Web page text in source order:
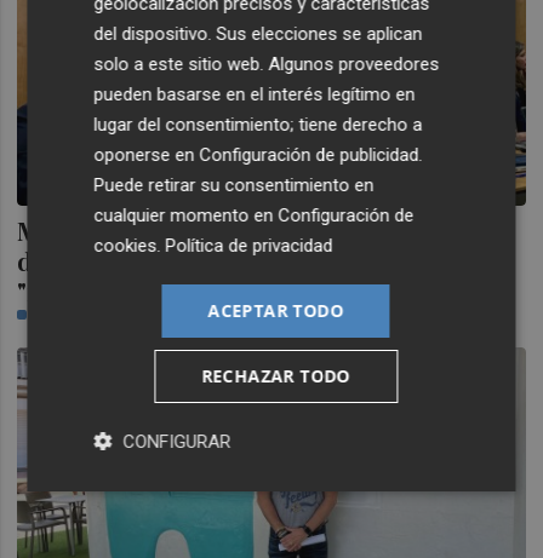
Merino reivindica "la propuesta solidaria"
de los expertos valencianos ante la
"ruptura" de Cataluña
del dispositivo. Sus elecciones se aplican
solo a este sitio web. Algunos proveedores
pueden basarse en el interés legítimo en
lugar del consentimiento; tiene derecho a
oponerse enConfiguración de publicidad.
Puede retirar su consentimiento en
cualquier momento enConfiguración de
cookies.Política de privacidad
ACEPTAR TODO
RECHAZAR TODO
CONFIGURAR